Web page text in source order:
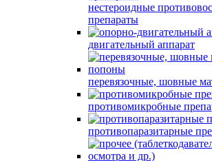
нестероидные
препараты
двигательный аппарат
перевязочные, шовные
противомикробные
противопаразитарные